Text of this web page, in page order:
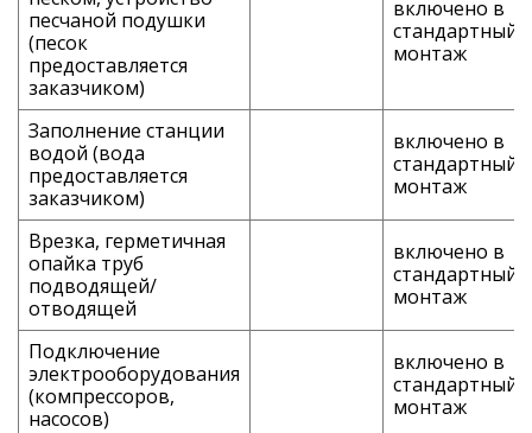
песчаной подушки
(песок
предоставляется
заказчиком)
включено в
стандартный
монтаж
Заполнение станции
водой (вода
предоставляется
заказчиком)
включено в
стандартный
монтаж
Врезка, герметичная
опайка труб
подводящей/
отводящей
включено в
стандартный
монтаж
Подключение
электрооборудования
(компрессоров,
насосов)
включено в
стандартный
монтаж